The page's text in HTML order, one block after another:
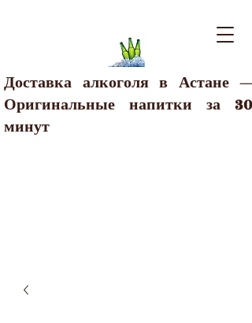
Доставка алкоголя в Астане —
Оригинальные напитки за 30
минут